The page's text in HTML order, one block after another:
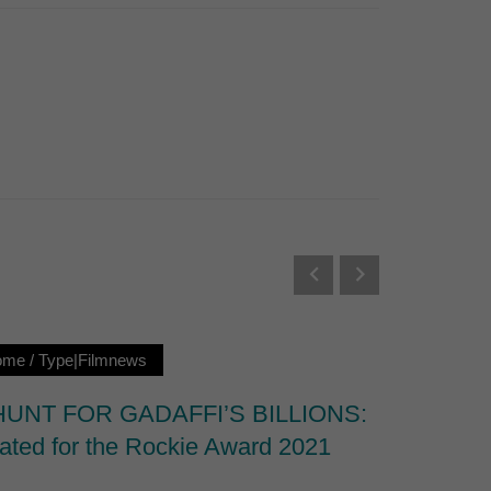
/ Type|Filmnews
FOR GADAFFI’S BILLIONS:
for the Rockie Award 2021
externen Medien